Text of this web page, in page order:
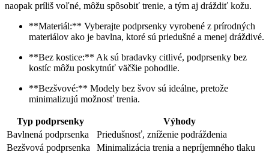
naopak príliš voľné, môžu spôsobiť trenie, a tým aj dráždiť kožu.
**Materiál:** Vyberajte podprsenky vyrobené z prírodných
materiálov ako je bavlna, ktoré sú priedušné a menej dráždivé.
**Bez kostice:** Ak sú bradavky citlivé, podprsenky bez
kostíc môžu poskytnúť väčšie pohodlie.
**Bezšvové:** Modely bez švov sú ideálne, pretože
minimalizujú možnosť trenia.
Typ podprsenky
Výhody
Bavlnená podprsenka
Priedušnosť, zníženie podráždenia
Bezšvová podprsenka
Minimalizácia trenia a nepríjemného tlaku